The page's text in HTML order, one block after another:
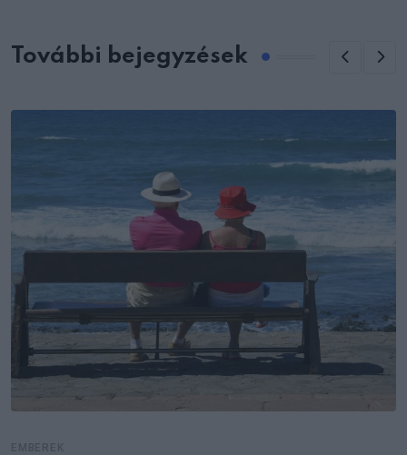
További bejegyzések